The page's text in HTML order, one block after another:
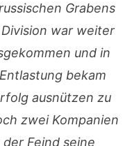
Grabens
war weiter
und in
bekam
ausnützen zu
zwei Kompanien
Feind seine